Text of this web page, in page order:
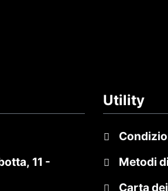
11 -
Utility
Metodi
Carta